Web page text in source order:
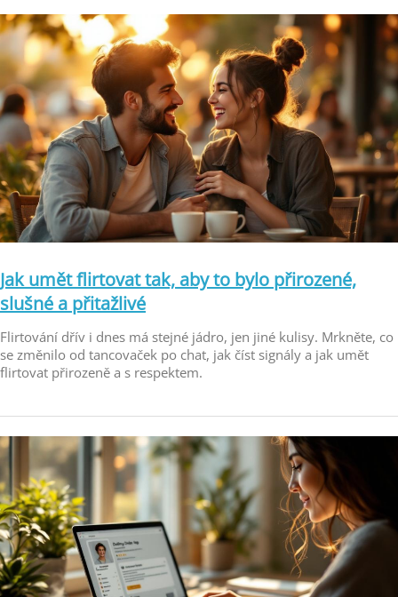
Jak umět flirtovat tak, aby to bylo přirozené,
slušné a přitažlivé
Flirtování dřív i dnes má stejné jádro, jen jiné kulisy. Mrkněte, co
se změnilo od tancovaček po chat, jak číst signály a jak umět
flirtovat přirozeně a s respektem.